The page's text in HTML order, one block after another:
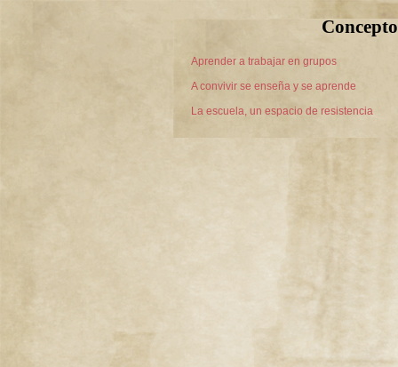
Aprender a trabajar en grupos
A convivir se enseña y se aprende
La escuela, un espacio de resistencia